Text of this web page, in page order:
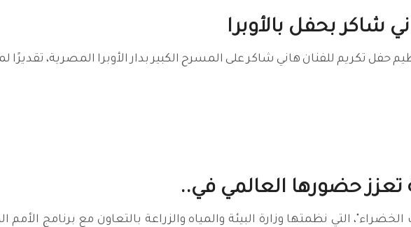
شاكر بحفل بالأوبرا
حفل تكريم للفنان هاني شاكر على المسرح الكبير بدار الأوبرا المصرية، تقديرًا
حضورها العالمي في..
التي نظمتها وزارة البيئة والمياه والزراعة بالتعاون مع برنامج